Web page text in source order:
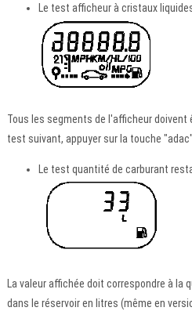
Le test afficheur à cristaux
Tous les segments de l'afficheur doivent
test suivant, appuyer sur la touche "adac".
Le test quantité de carburant
La valeur affichée doit correspondre à la
dans le réservoir en litres (même en